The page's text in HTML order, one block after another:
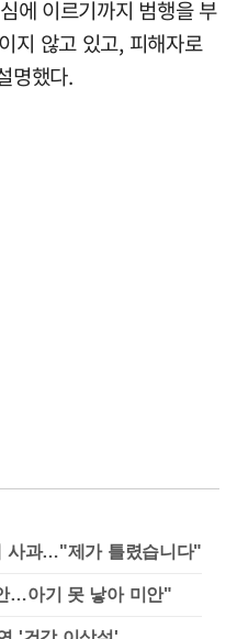
에 이르기까지 범행을 부
지 않고 있고, 피해자로
명했다.
사과…"제가 틀렸습니다"
…아기 못 낳아 미안"